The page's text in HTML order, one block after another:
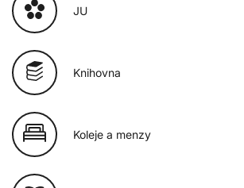
JU
Knihovna
Koleje a menzy